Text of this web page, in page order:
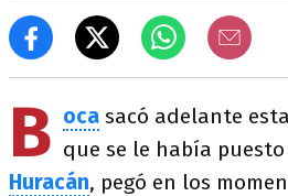
B oca sacó adelante
que se le había
Huracán, pegó en los